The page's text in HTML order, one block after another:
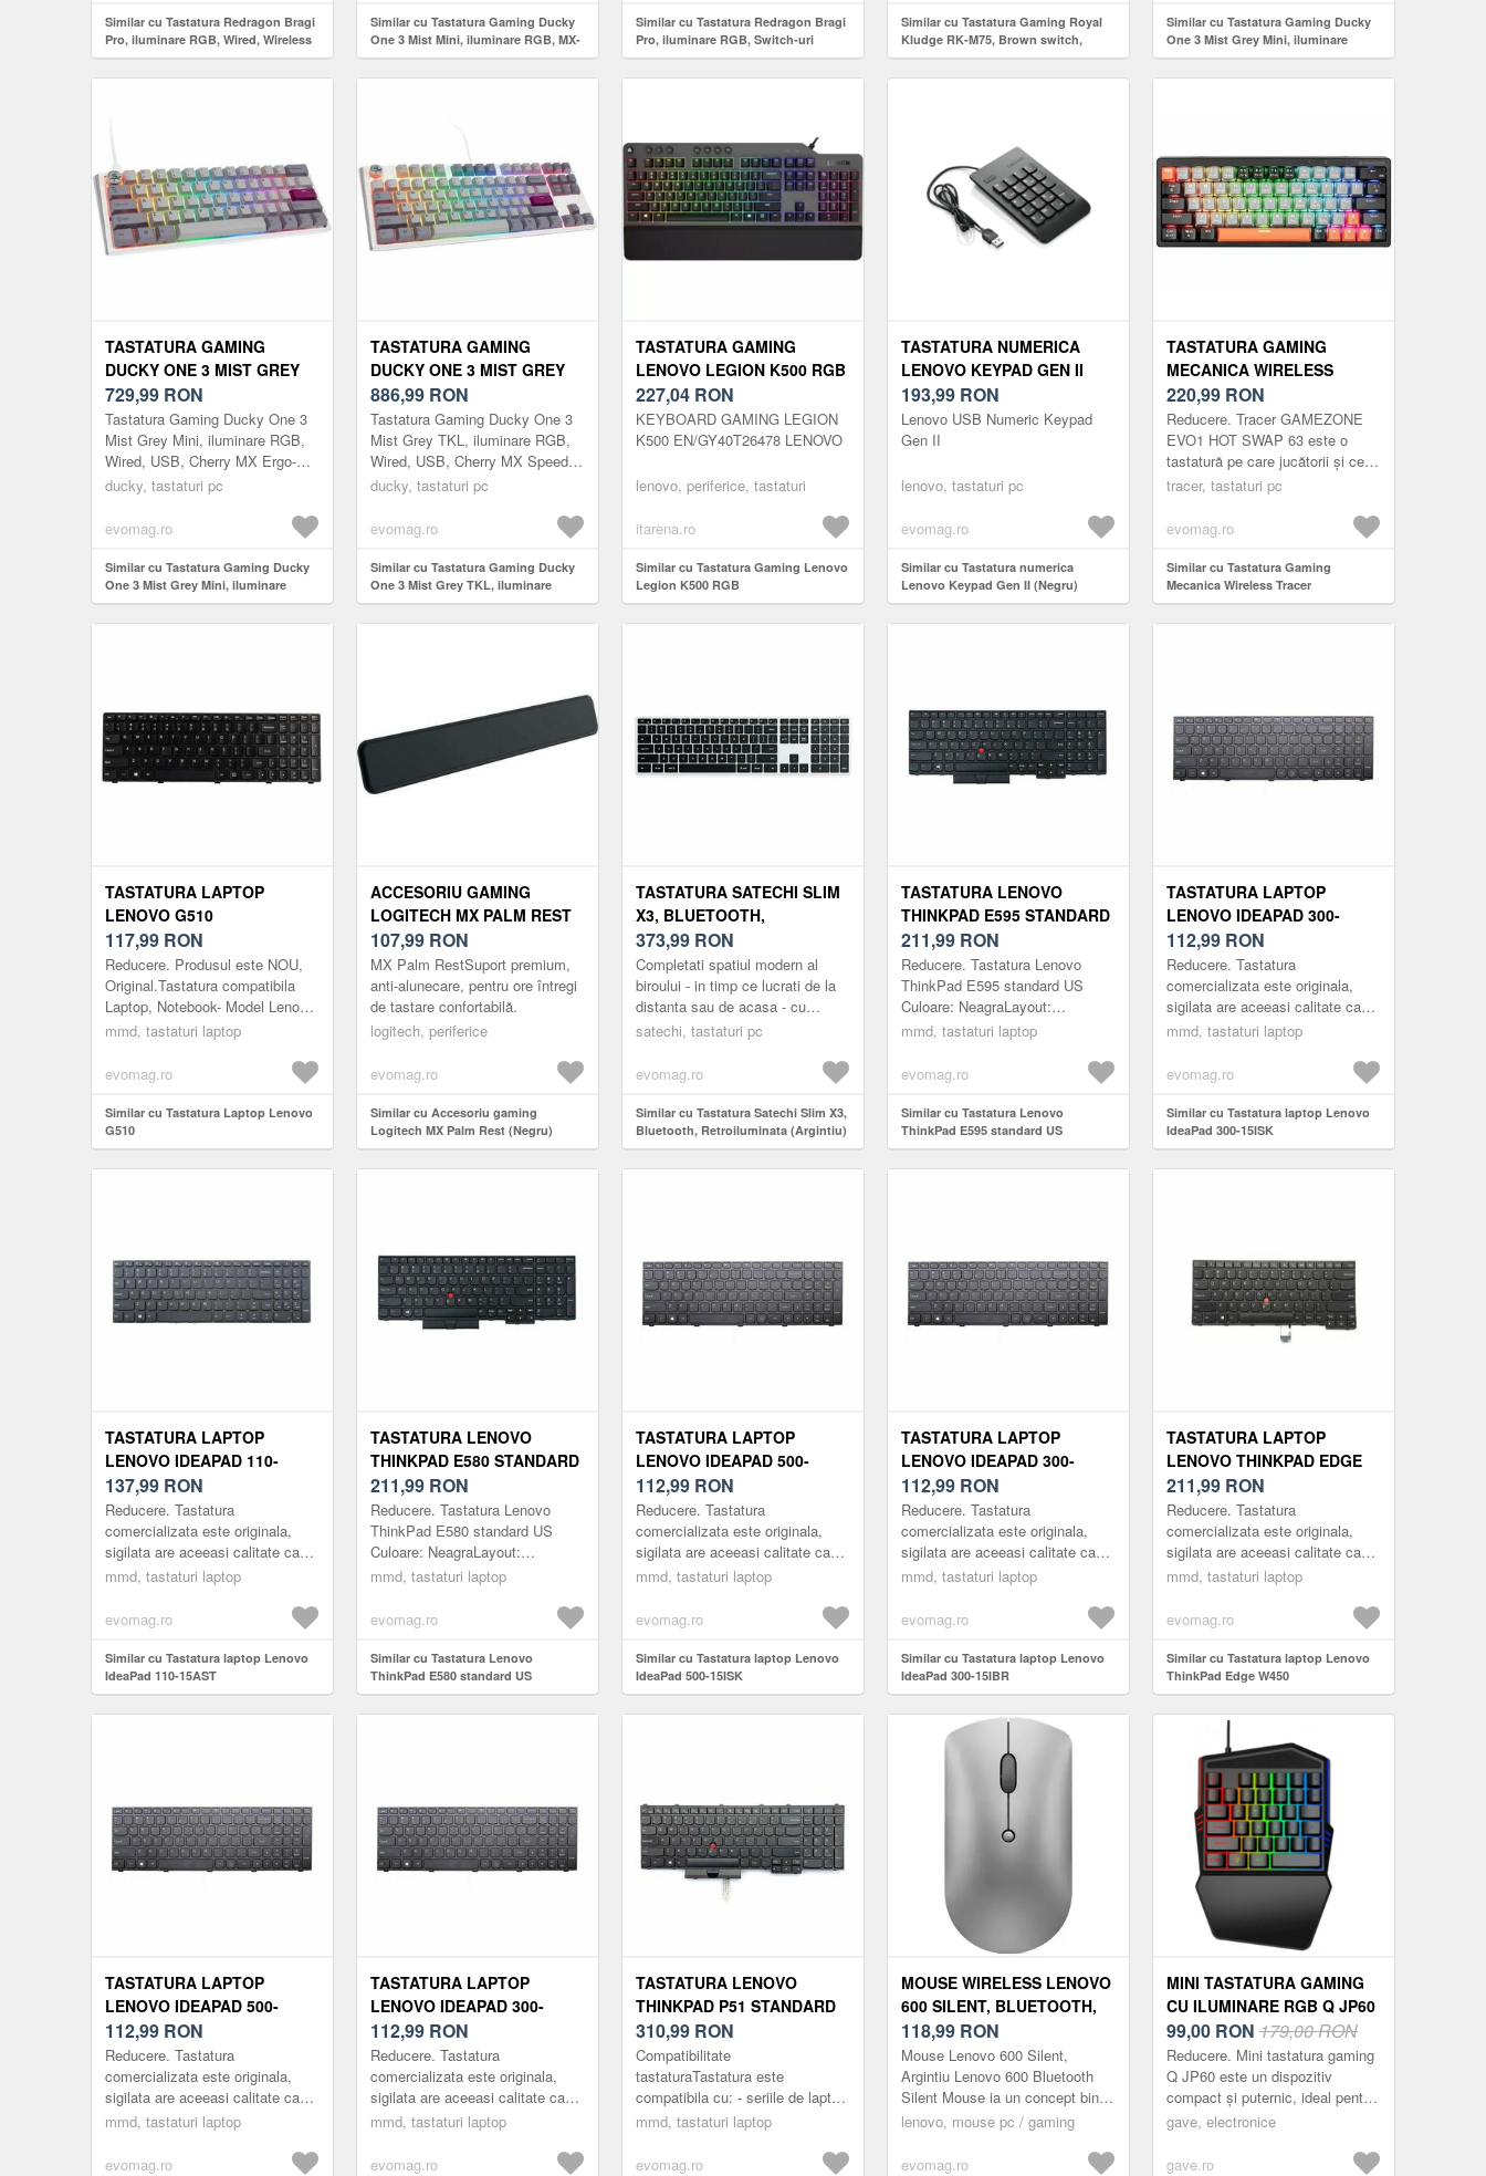
Similar cu Tastatura Redragon Bragi
Pro, iluminare RGB, Wired, Wireless
2.4GHz, Bluetooth (Negru/Gri)
Similar cu Tastatura Gaming Ducky
One 3 Mist Mini, iluminare RGB, MX-
Speed-Silver Switches (Gri/Alb)
Similar cu Tastatura Redragon Bragi
Pro, iluminare RGB, Switch-uri
Liniare Redragon, Wired, Wireless
2.4GHz, Bluetooth (Alb/Gri)
Similar cu Tastatura Gaming Royal
Kludge RK-M75, Brown switch,
iluminare RGB, Wired, Wireless
2.4Ghz, Bluetooth (Gri/Negru)
Similar cu Tastatura Gaming Ducky
One 3 Mist Grey Mini, iluminare
RGB, Wired, USB, Cherry MX Blue
(Gri/Alb)
TASTATURA GAMING
DUCKY ONE 3 MIST GREY
MINI, ILUMINARE RGB,
WIRED, USB, CHERRY MX
ERGO-CLEAR (GRI/ALB)
729,99 RON
Tastatura Gaming Ducky One 3
Mist Grey Mini, iluminare RGB,
Wired, USB, Cherry MX Ergo-
Clear (Gri/Alb)
ducky, tastaturi pc
evomag.ro
Similar cu Tastatura Gaming Ducky
One 3 Mist Grey Mini, iluminare
RGB, Wired, USB, Cherry MX Ergo-
Clear (Gri/Alb)
TASTATURA GAMING
DUCKY ONE 3 MIST GREY
TKL, ILUMINARE RGB,
WIRED, USB, CHERRY MX
SPEED SILVER (GRI/ALB)
886,99 RON
Tastatura Gaming Ducky One 3
Mist Grey TKL, iluminare RGB,
Wired, USB, Cherry MX Speed
Silver (Gri/Alb)
ducky, tastaturi pc
evomag.ro
Similar cu Tastatura Gaming Ducky
One 3 Mist Grey TKL, iluminare
RGB, Wired, USB, Cherry MX Speed
Silver (Gri/Alb)
TASTATURA GAMING
LENOVO LEGION K500 RGB
227,04 RON
KEYBOARD GAMING LEGION
K500 EN/GY40T26478 LENOVO
lenovo, periferice, tastaturi
itarena.ro
Similar cu Tastatura Gaming Lenovo
Legion K500 RGB
TASTATURA NUMERICA
LENOVO KEYPAD GEN II
(NEGRU)
193,99 RON
Lenovo USB Numeric Keypad
Gen II
lenovo, tastaturi pc
evomag.ro
Similar cu Tastatura numerica
Lenovo Keypad Gen II (Negru)
TASTATURA GAMING
MECANICA WIRELESS
TRACER GAMEZONE EVO1
HOT SWAP 63,
BLUETOOTH/2.4G/USB-C,
63 TASTE, SWITCH TNT,
HOT SWAP, ILUMINARE RGB
220,99 RON
Reducere. Tracer GAMEZONE
EVO1 HOT SWAP 63 este o
tastatură pe care jucătorii și cei
care apreciază munca
siguranță. Caracteris...
tracer, tastaturi pc
evomag.ro
Similar cu Tastatura Gaming
Mecanica Wireless Tracer
GAMEZONE EVO1 HOT SWAP 63,
Bluetooth/2.4G/USB-C, 63 taste,
TASTATURA LAPTOP
LENOVO G510
117,99 RON
Reducere. Produsul este NOU,
Original.Tastatura compatibila
Laptop, Notebook- Model Lenovo
Seria G510.
mmd, tastaturi laptop
evomag.ro
Similar cu Tastatura Laptop Lenovo
G510
ACCESORIU GAMING
LOGITECH MX PALM REST
(NEGRU)
107,99 RON
MX Palm RestSuport premium,
anti-alunecare, pentru ore întregi
de tastare confortabilă.
logitech, periferice
evomag.ro
Similar cu Accesoriu gaming
Logitech MX Palm Rest (Negru)
TASTATURA SATECHI SLIM
X3, BLUETOOTH,
RETROILUMINATA
(ARGINTIU)
373,99 RON
Completati spatiul modern al
biroului - in timp ce lucrati de la
distanta sau de acasa - cu
tastatura retroiluminata Bluetooth
satechi, tastaturi pc
evomag.ro
Similar cu Tastatura Satechi Slim X3,
Bluetooth, Retroiluminata (Argintiu)
TASTATURA LENOVO
THINKPAD E595 STANDARD
US
211,99 RON
Reducere. Tastatura Lenovo
ThinkPad E595 standard US
Culoare: NeagraLayout:
USLaptop: 15.6inchGreutate:
MMDLENOVO399BUSSNota: -
mmd, tastaturi laptop
evomag.ro
Similar cu Tastatura Lenovo
ThinkPad E595 standard US
TASTATURA LAPTOP
LENOVO IDEAPAD 300-
15ISK
112,99 RON
Reducere. Tastatura
comercializata este originala,
sigilata are aceeasi calitate ca
cea cu care laptopul a venit din
compatibila numai...
mmd, tastaturi laptop
evomag.ro
Similar cu Tastatura laptop Lenovo
IdeaPad 300-15ISK
TASTATURA LAPTOP
LENOVO IDEAPAD 110-
15AST
137,99 RON
Reducere. Tastatura
comercializata este originala,
sigilata are aceeasi calitate ca
cea cu care laptopul a venit din
compatibila numai...
mmd, tastaturi laptop
evomag.ro
Similar cu Tastatura laptop Lenovo
IdeaPad 110-15AST
TASTATURA LENOVO
THINKPAD E580 STANDARD
US
211,99 RON
Reducere. Tastatura Lenovo
ThinkPad E580 standard US
Culoare: NeagraLayout:
USLaptop: 15.6inchGreutate:
MMDLENOVO399BUSSNota: -
mmd, tastaturi laptop
evomag.ro
Similar cu Tastatura Lenovo
ThinkPad E580 standard US
TASTATURA LAPTOP
LENOVO IDEAPAD 500-
15ISK
112,99 RON
Reducere. Tastatura
comercializata este originala,
sigilata are aceeasi calitate ca
cea cu care laptopul a venit din
compatibila numai...
mmd, tastaturi laptop
evomag.ro
Similar cu Tastatura laptop Lenovo
IdeaPad 500-15ISK
TASTATURA LAPTOP
LENOVO IDEAPAD 300-
15IBR
112,99 RON
Reducere. Tastatura
comercializata este originala,
sigilata are aceeasi calitate ca
cea cu care laptopul a venit din
compatibila numai...
mmd, tastaturi laptop
evomag.ro
Similar cu Tastatura laptop Lenovo
IdeaPad 300-15IBR
TASTATURA LAPTOP
LENOVO THINKPAD EDGE
W450
211,99 RON
Reducere. Tastatura
comercializata este originala,
sigilata are aceeasi calitate ca
cea cu care laptopul a venit din
compatibila numa...
mmd, tastaturi laptop
evomag.ro
Similar cu Tastatura laptop Lenovo
ThinkPad Edge W450
TASTATURA LAPTOP
LENOVO IDEAPAD 500-
15ACZ
112,99 RON
Reducere. Tastatura
comercializata este originala,
sigilata are aceeasi calitate ca
cea cu care laptopul a venit din
compatibila numai...
mmd, tastaturi laptop
evomag.ro
TASTATURA LAPTOP
LENOVO IDEAPAD 300-
17ISK
112,99 RON
Reducere. Tastatura
comercializata este originala,
sigilata are aceeasi calitate ca
cea cu care laptopul a venit din
compatibila numai...
mmd, tastaturi laptop
evomag.ro
TASTATURA LENOVO
THINKPAD P51 STANDARD
US
310,99 RON
Compatibilitate
tastaturaTastatura este
compatibila cu: - seriile de laptop
Lenovo ThinkPad P51, -
de keyboard la...
mmd, tastaturi laptop
evomag.ro
MOUSE WIRELESS LENOVO
600 SILENT, BLUETOOTH,
2400DPI (ARGINTIU)
118,99 RON
Mouse Lenovo 600 Silent,
Argintiu Lenovo 600 Bluetooth
Silent Mouse ia un concept bine
cunoscut si il intoarce la 180 de
lenovo, mouse pc / gaming
evomag.ro
MINI TASTATURA GAMING
CU ILUMINARE RGB Q JP60
99,00 RON 179,00 RON
Reducere. Mini tastatura gaming
Q JP60 este un dispozitiv
compact și puternic, ideal pentru
pasionații de jocuri care
performanța în...
gave, electronice
gave.ro